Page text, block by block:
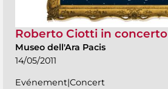
Roberto Ciotti in concerto
Museo dell'Ara Pacis
14/05/2011
Evénement|Concert